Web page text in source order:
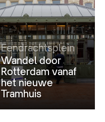
Eendrachtsplein
Wandel door
Rotterdam vanaf
het nieuwe
Tramhuis